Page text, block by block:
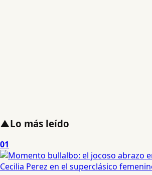
▲Lo más leído
01